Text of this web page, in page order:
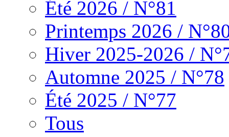
Été 2026 / N°81
Printemps 2026 /
Hiver 2025-2026 /
Automne 2025 / N°78
Été 2025 / N°77
Tous